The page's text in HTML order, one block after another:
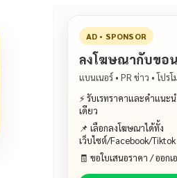
AD • SPONSOR
ลงโฆษณากับขอ
แบนเนอร์ • PR ข่าว • โปร
⚡ รับเรทราคาและคำแนะ
เดียว
📌 เลือกลงโฆษณาได้ทั้ง
เว็บไซต์/Facebook/Tiktok
🧾 ขอใบเสนอราคา / ออกเ